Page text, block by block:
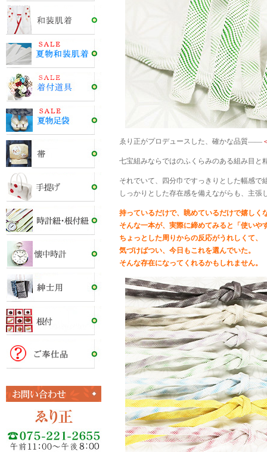
ゑり正がプロデュースした、確かな品質――
七宝組みならではのふくらみのある組み目と
それでいて、四分巾ですっきりとした幅感
しっかりとした存在感を備えながらも、主
持っているだけで、眺めているだけで嬉し
そんな一本が、実際に締めてみると「使いや
ちょっとした周りからの反応がうれしくて、
気づけばつい、今日もこれを選んでいた。
そんな存在になってくれるかもしれません。